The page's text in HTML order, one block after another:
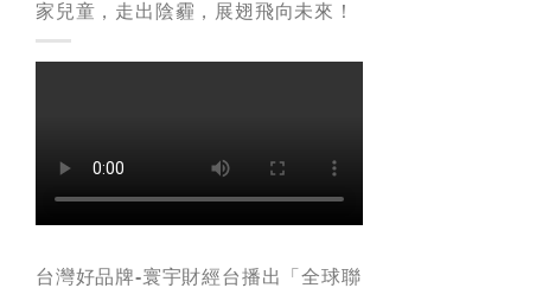
家兒童，走出陰霾，展翅飛向未來！
台灣好品牌-寰宇財經台播出「全球聯